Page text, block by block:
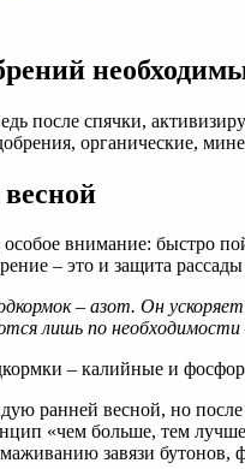
для
весной:
топ
самых
полезных
после спячки,
органические,
внимание: быстро
– это и защита
– азот. Он
лишь по
– калийные и
ранней весной, но
«чем больше, тем
завязи бутонов,